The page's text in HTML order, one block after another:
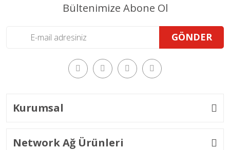
Bültenimize Abone Ol
GÖNDER
Kurumsal
Network Ağ Ürünleri